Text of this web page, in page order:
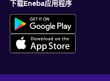
下载Eneba应用程序